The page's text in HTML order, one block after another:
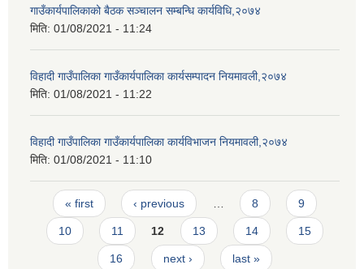
गाउँकार्यपालिकाको बैठक सञ्चालन सम्बन्धि कार्यविधि,२०७४
मिति: 01/08/2021 - 11:24
विहादी गाउँपालिका गाउँकार्यपालिका कार्यसम्पादन नियमावली,२०७४
मिति: 01/08/2021 - 11:22
विहादी गाउँपालिका गाउँकार्यपालिका कार्यविभाजन नियमावली,२०७४
मिति: 01/08/2021 - 11:10
Pages
« first ‹ previous … 8 9
10 11 12 13 14 15
16 next › last »